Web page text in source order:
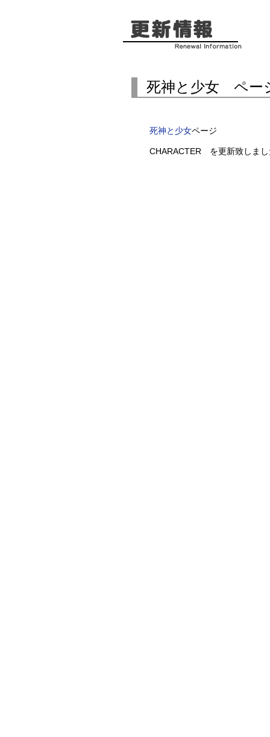
死神と少女 ペー
死神と少女ページ
CHARACTER を更新致しま